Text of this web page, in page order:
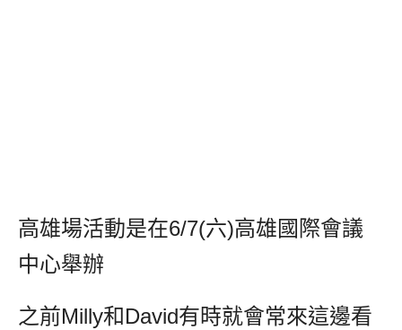
高雄場活動是在6/7(六)高雄國際會議
中心舉辦
之前Milly和David有時就會常來這邊看